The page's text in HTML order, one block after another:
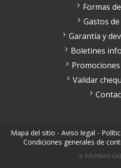
Formas
Gastos
Garantía y
Boletines
Validar
Mapa del sitio - Aviso legal -
Condiciones generales de
© PÁXINAS